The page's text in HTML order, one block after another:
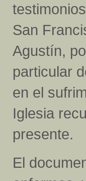
San
Agustín,
particular
en el
Iglesia
presente.
El